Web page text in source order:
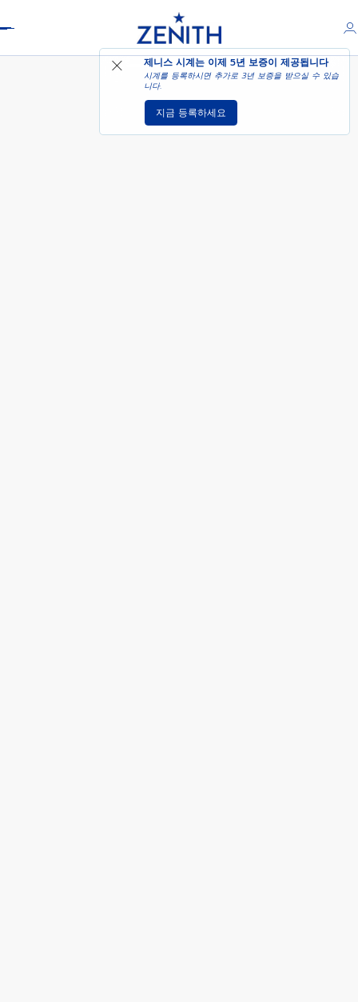
제니스 시계는 이제5년 보증이 제공됩니다
시계를 등록하시면 추가로 3년 보증을 받으실 수 있습
니다.
지금 등록하세요
CHRONOMASTER SPORT